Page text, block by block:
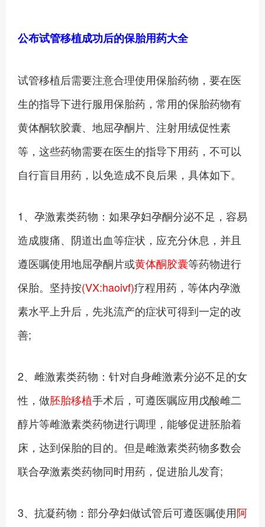
公布试管移植成功后的保胎用药大全
试管移植后需要注意合理使用保胎药物，要在医
生的指导下进行服用保胎药，常用的保胎药物有
黄体酮软胶囊、地屈孕酮片、注射用绒促性素
等，这些药物需要在医生的指导下用药，不可以
自行盲目用药，以免造成不良后果，具体如下。
1、孕激素类药物：如果孕妇孕酮分泌不足，容易
造成腹痛、阴道出血等症状，应充分休息，并且
遵医嘱使用地屈孕酮片或黄体酮胶囊等药物进行
保胎。坚持按(VX:haoivf)疗程用药，等体内孕激
素水平上升后，先兆流产的症状可得到一定的改
善;
2、雌激素类药物：针对自身雌激素分泌不足的女
性，做胚胎移植手术后，可遵医嘱应用戊酸雌二
醇片等雌激素类药物进行调理，能够促进胚胎着
床，达到保胎的目的。但是雌激素类药物多数会
联合孕激素类药物同时用药，促进胎儿发育;
3、抗凝药物：部分孕妇做试管后可遵医嘱使用阿